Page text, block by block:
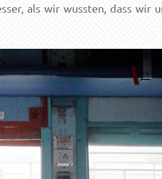
als wir wussten, dass wir